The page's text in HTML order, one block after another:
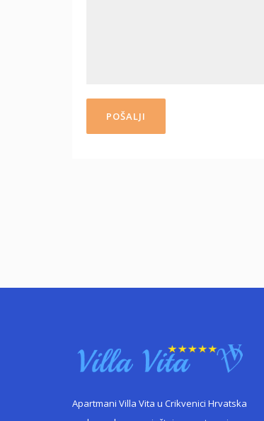
Apartmani Villa Vita u Crikvenici Hrvatska